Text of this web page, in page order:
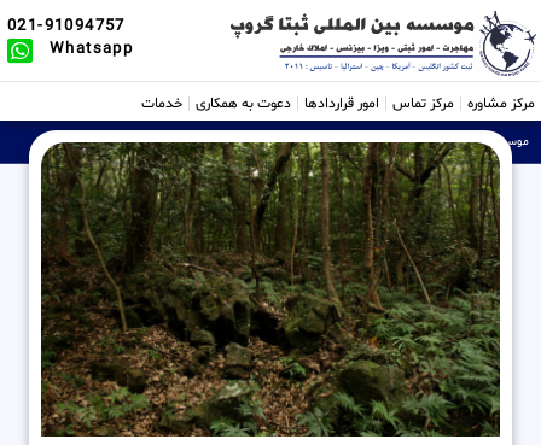
021-91094757
Whatsapp
مرکز مشاوره مرکز تماس امور قراردادها دعوت به همکاری خدمات
موسسه ثبتی، حقوقی و بین الملل Sabtta »جنگلهای همیشه سبز کره جنوبی!